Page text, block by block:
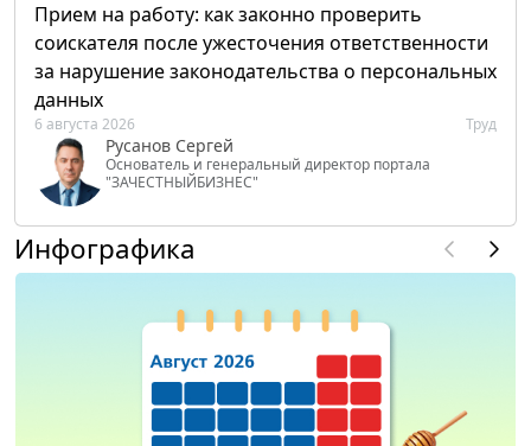
Прием на работу: как законно проверить
соискателя после ужесточения ответственности
за нарушение законодательства о персональных
данных
6 августа 2026 Труд
Русанов Сергей
Основатель и генеральный директор портала
"ЗАЧЕСТНЫЙБИЗНЕС"
Инфографика